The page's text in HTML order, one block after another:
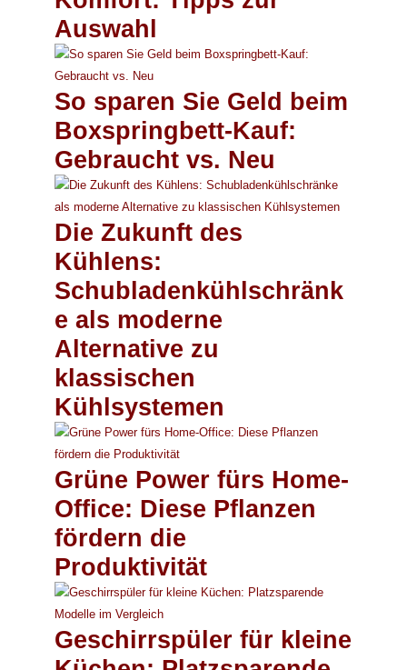
Auswahl
So sparen Sie Geld beim
Boxspringbett-Kauf:
Gebraucht vs. Neu
Die Zukunft des
Kühlens:
Schubladenkühlschränk
e als moderne
Alternative zu
klassischen
Kühlsystemen
Grüne Power fürs Home-
Office: Diese Pflanzen
fördern die
Produktivität
Geschirrspüler für kleine